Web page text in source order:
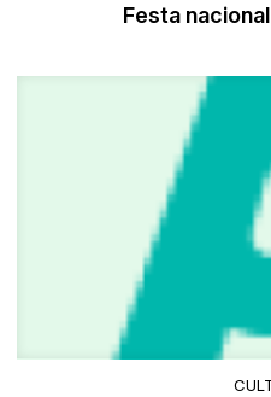
Festa